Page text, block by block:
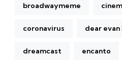
broadwaymeme
coronavirus dear evan
dreamcast encanto